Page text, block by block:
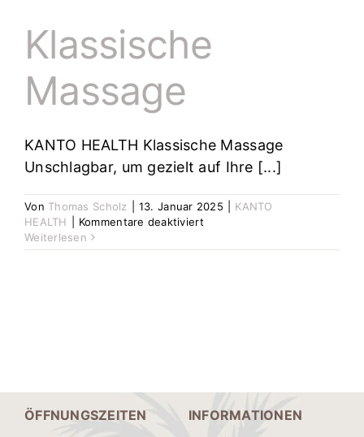
Klassische
Massage
KANTO HEALTH Klassische Massage
Unschlagbar, um gezielt auf Ihre [...]
Von Thomas Scholz 13. Januar 2025
KANTO
HEALTH
Kommentare deaktiviertfür
Massage
Weiterlesen
ÖFFNUNGSZEITEN INFORMATIONEN